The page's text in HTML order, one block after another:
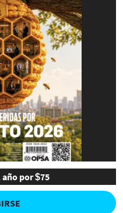
por $75